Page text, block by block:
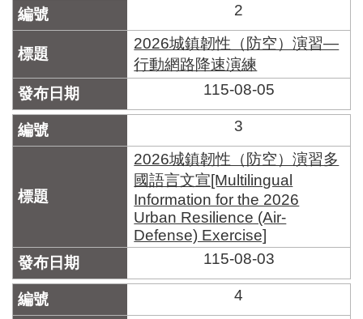
統
化
文
化
資
產
北
市
界
說
臺
2
2026城鎮韌性（防空）演習—
行動網路降速演練
115-08-05
3
2026城鎮韌性（防空）演習多
國語言文宣[Multilingual
Information for the 2026
Urban Resilience (Air-
Defense) Exercise]
115-08-03
4